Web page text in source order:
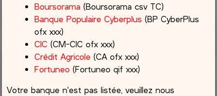
Boursorama (Boursorama csv TC)
Banque Populaire Cyberplus (BP CyberPlus
ofx xxx)
CIC (CM-CIC ofx xxx)
Crédit Agricole (CA ofx xxx)
Fortuneo (Fortuneo qif xxx)
Votre banque n'est pas listée, veuillez nous